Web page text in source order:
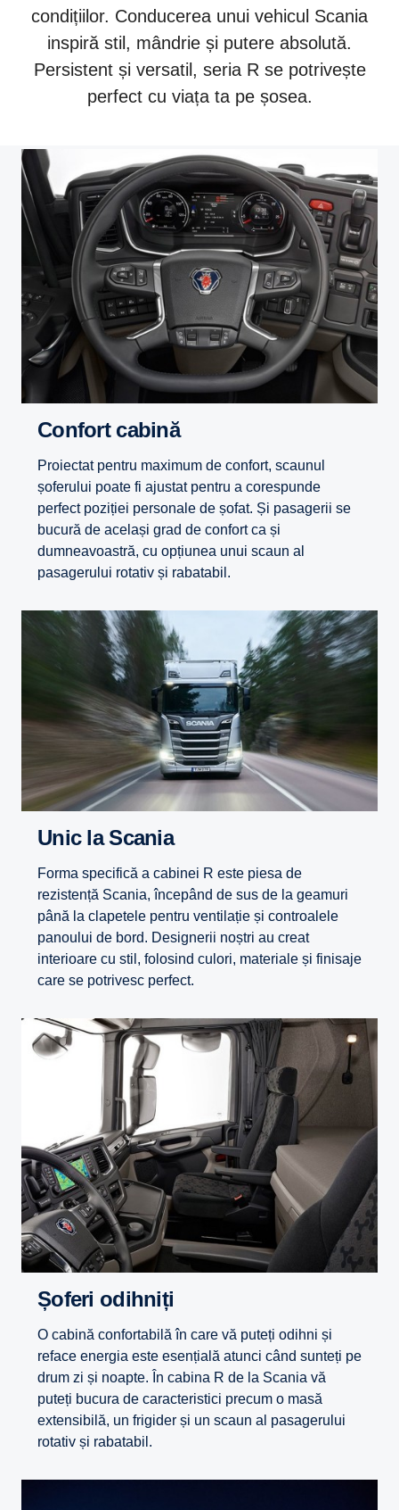
condițiilor. Conducerea unui vehicul Scania
inspiră stil, mândrie și putere absolută.
Persistent și versatil, seria R se potrivește
perfect cu viața ta pe șosea.
Confort cabină
Proiectat pentru maximum de confort, scaunul
șoferului poate fi ajustat pentru a corespunde
perfect poziției personale de șofat. Și pasagerii se
bucură de același grad de confort ca și
dumneavoastră, cu opțiunea unui scaun al
pasagerului rotativ și rabatabil.
Unic la Scania
Forma specifică a cabinei R este piesa de
rezistență Scania, începând de sus de la geamuri
până la clapetele pentru ventilație și controalele
panoului de bord. Designerii noștri au creat
interioare cu stil, folosind culori, materiale și finisaje
care se potrivesc perfect.
Șoferi odihniți
O cabină confortabilă în care vă puteți odihni și
reface energia este esențială atunci când sunteți pe
drum zi și noapte. În cabina R de la Scania vă
puteți bucura de caracteristici precum o masă
extensibilă, un frigider și un scaun al pasagerului
rotativ și rabatabil.